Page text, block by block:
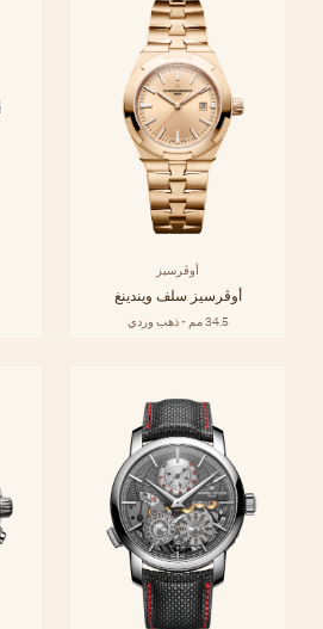
أوڤرسيز
أوڤرسيز سلف ويندينغ
34.5 مم - ذهب وردي